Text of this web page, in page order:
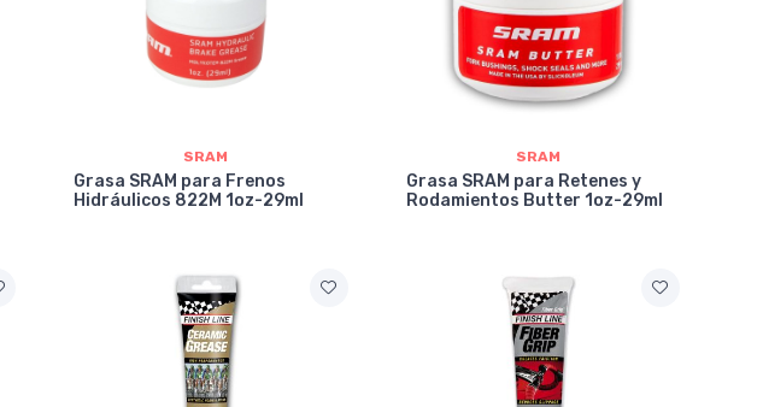
SRAM
Grasa SRAM para Frenos
Hidráulicos 822M 1oz-29ml
SRAM
Grasa SRAM para Retenes y
Rodamientos Butter 1oz-29ml